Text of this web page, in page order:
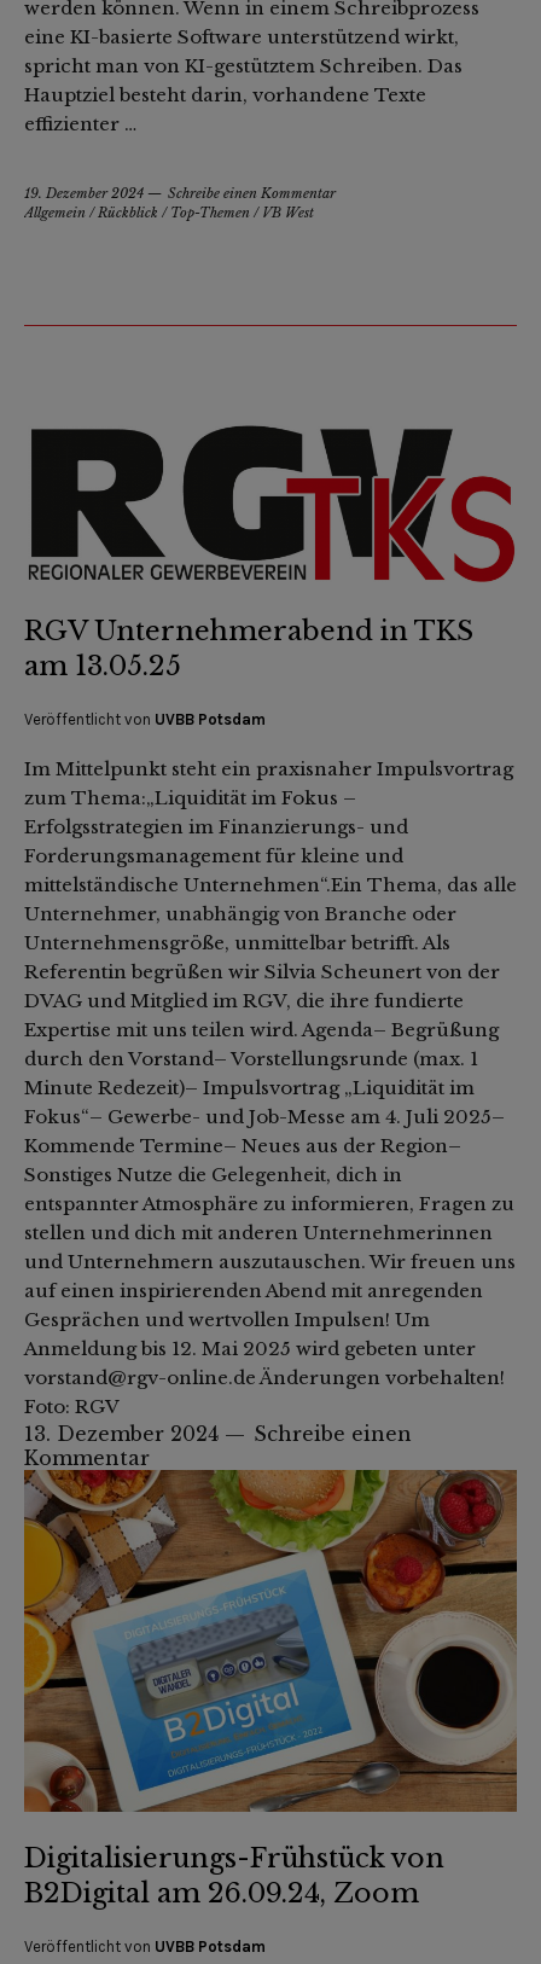
werden können. Wenn in einem Schreibprozess
eine KI-basierte Software unterstützend wirkt,
spricht man von KI-gestütztem Schreiben. Das
Hauptziel besteht darin, vorhandene Texte
effizienter …
19. Dezember 2024
Schreibe einen Kommentar
Allgemein /Rückblick / Top-Themen / VB West
RGV Unternehmerabend in TKS
am 13.05.25
Veröffentlicht von UVBB Potsdam
Im Mittelpunkt steht ein praxisnaher Impulsvortrag
zum Thema:„Liquidität im Fokus –
Erfolgsstrategien im Finanzierungs- und
Forderungsmanagement für kleine und
mittelständische Unternehmen“.Ein Thema, das alle
Unternehmer, unabhängig von Branche oder
Unternehmensgröße, unmittelbar betrifft. Als
Referentin begrüßen wir Silvia Scheunert von der
DVAG und Mitglied im RGV, die ihre fundierte
Expertise mit uns teilen wird. Agenda– Begrüßung
durch den Vorstand– Vorstellungsrunde (max. 1
Minute Redezeit)– Impulsvortrag „Liquidität im
Fokus“– Gewerbe- und Job-Messe am 4. Juli 2025–
Kommende Termine– Neues aus der Region–
Sonstiges Nutze die Gelegenheit, dich in
entspannter Atmosphäre zu informieren, Fragen zu
stellen und dich mit anderen Unternehmerinnen
und Unternehmern auszutauschen. Wir freuen uns
auf einen inspirierenden Abend mit anregenden
Gesprächen und wertvollen Impulsen! Um
Anmeldung bis 12. Mai 2025 wird gebeten unter
vorstand@rgv-online.de Änderungen vorbehalten!
Foto: RGV
13. Dezember 2024
Schreibe einen
Kommentar
Digitalisierungs-Frühstück von
B2Digital am 26.09.24, Zoom
Veröffentlicht von UVBB Potsdam